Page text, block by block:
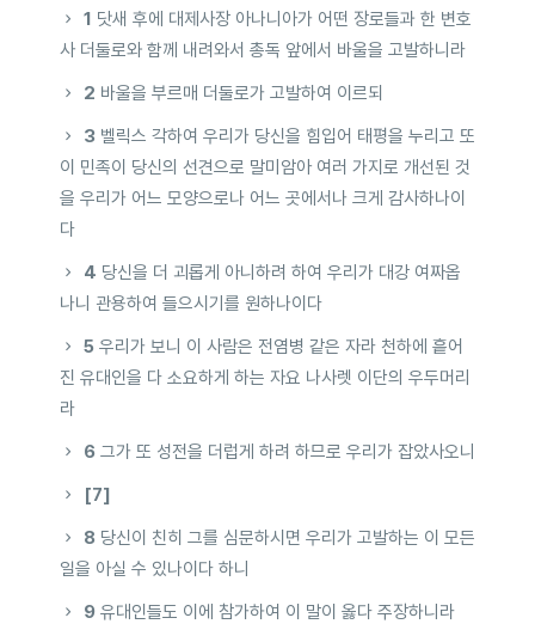
1 닷새 후에 대제사장 아나니아가 어떤 장로들과 한 변호
사 더둘로와 함께 내려와서 총독 앞에서 바울을 고발하니라
2 바울을 부르매 더둘로가 고발하여 이르되
3벨릭스 각하여 우리가 당신을 힘입어 태평을 누리고 또
이 민족이 당신의 선견으로 말미암아 여러 가지로 개선된 것
을 우리가 어느 모양으로나 어느 곳에서나 크게 감사하나이
다
4 당신을 더 괴롭게 아니하려 하여 우리가 대강 여짜옵
나니 관용하여 들으시기를 원하나이다
5우리가 보니 이 사람은 전염병 같은 자라 천하에 흩어
진 유대인을 다 소요하게 하는 자요 나사렛 이단의 우두머리
라
6그가 또 성전을 더럽게 하려 하므로 우리가 잡았사오니
[7]
8 당신이 친히 그를 심문하시면 우리가 고발하는 이 모든
일을 아실 수 있나이다 하니
9유대인들도 이에 참가하여 이 말이 옳다 주장하니라